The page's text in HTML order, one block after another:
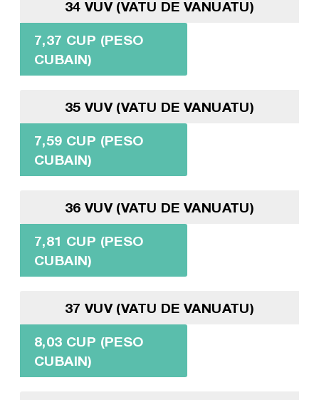
34 VUV (VATU DE VANUATU)
7,37 CUP (PESO
CUBAIN)
35 VUV (VATU DE VANUATU)
7,59 CUP (PESO
CUBAIN)
36 VUV (VATU DE VANUATU)
7,81 CUP (PESO
CUBAIN)
37 VUV (VATU DE VANUATU)
8,03 CUP (PESO
CUBAIN)